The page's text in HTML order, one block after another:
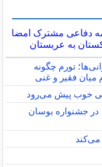
دفاعی مشترک امضا
به عربستان
تورم چگونه
خوب پیش می‌رود
در جشنواره بوسان
می‌کند